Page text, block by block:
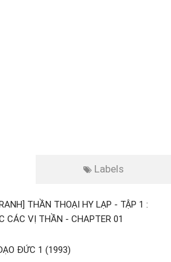
Labels
THẦN THOẠI HY LẠP - TẬP 1 :
CÁC VỊ THẦN - CHAPTER 01
ĐỨC 1 (1993)